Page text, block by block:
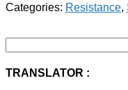
Categories: Resistance,
untuk:
TRANSLATOR :